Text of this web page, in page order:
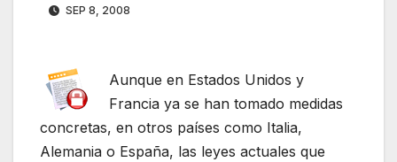
SEP 8, 2008
Aunque en Estados Unidos y
Francia ya se han tomado medidas
concretas, en otros países como Italia,
Alemania o España, las leyes actuales que